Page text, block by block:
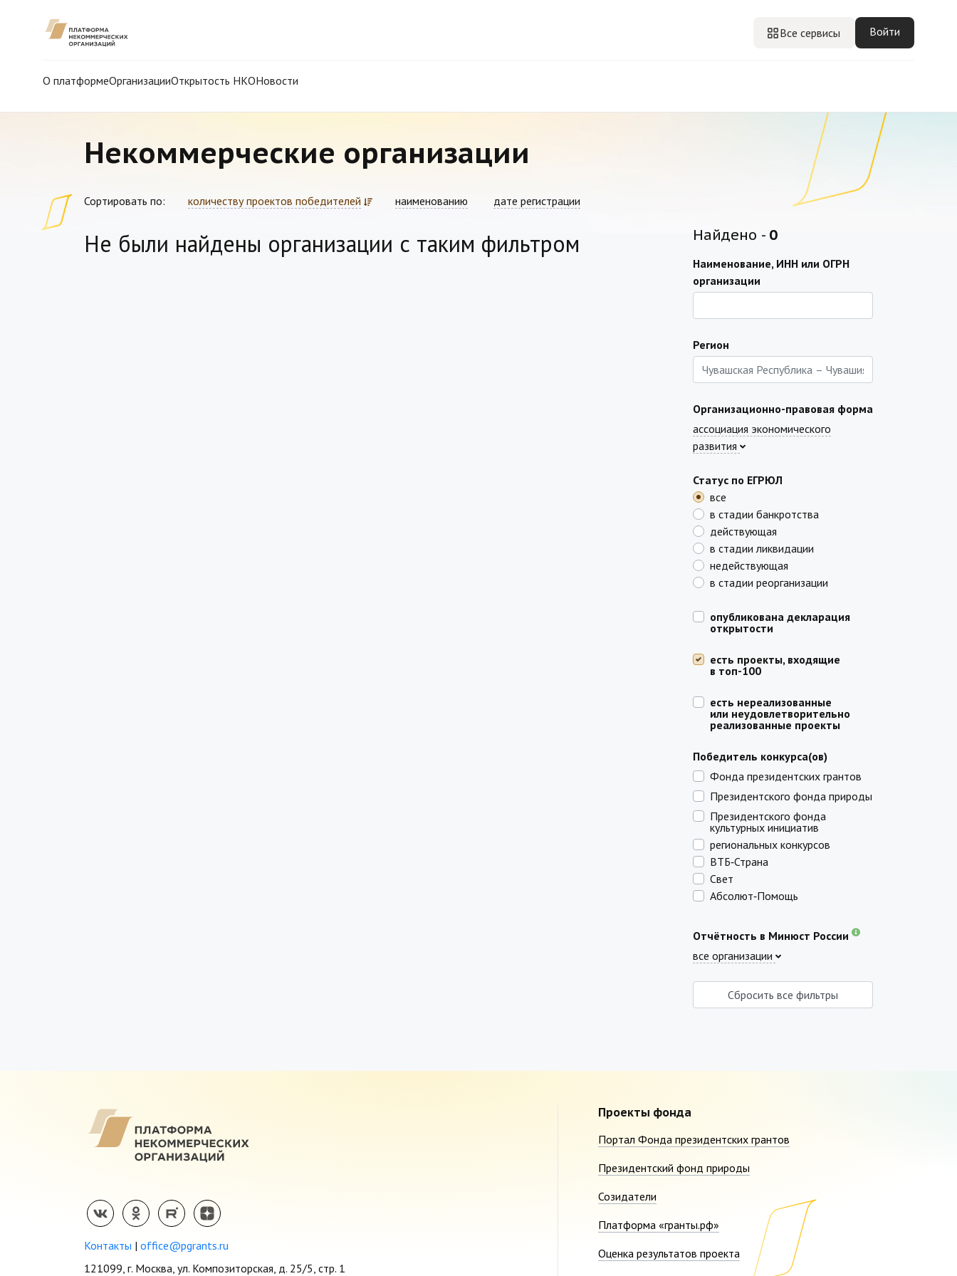
Все сервисы Войти
О платформеОрганизацииОткрытость НКОНовости
Некоммерческие организации
Сортировать по: количеству проектов победителей наименованию дате регистрации
Не были найдены организации с таким фильтром Найдено - 0
Наименование, ИНН или ОГРН
организации
Регион
Организационно-правовая форма
ассоциация экономического
развития
Статус по ЕГРЮЛ
все
в стадии банкротства
действующая
в стадии ликвидации
недействующая
в стадии реорганизации
опубликована декларация
открытости
есть проекты, входящие
в топ-100
есть нереализованные
или неудовлетворительно
реализованные проекты
Победитель конкурса(ов)
Фонда президентских грантов
Президентского фонда природы
Президентского фонда
культурных инициатив
региональных конкурсов
ВТБ‑Страна
Свет
Абсолют‑Помощь
Отчётность в Минюст России
все организации
Сбросить все фильтры
Контакты | office@pgrants.ru
121099, г. Москва, ул. Композиторская, д. 25/5, стр. 1
Проекты фонда
Портал Фонда президентских грантов
Президентский фонд природы
Созидатели
Платформа «гранты.рф»
Оценка результатов проекта